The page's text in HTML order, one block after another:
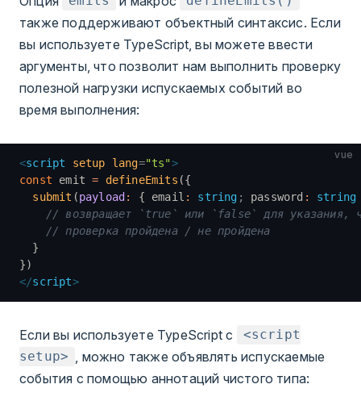
также поддерживают объектный синтаксис. Если
вы используете TypeScript, вы можете ввести
аргументы, что позволит нам выполнить проверку
полезной нагрузки испускаемых событий во
время выполнения:
vue
<script setup lang="ts">
const emit = defineEmits ({
  submit
(payload: { email : string ; password : string
// возвращает `true` или `false` для указания,
    // проверка пройдена / не пройдена
  }
})
</script>
Если вы используете TypeScript с
<script
setup>
, можно также объявлять испускаемые
события с помощью аннотаций чистого типа: